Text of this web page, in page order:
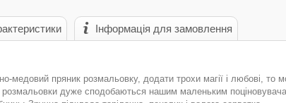
Інформація для замовлення
медовий пряник розмальовку, додати трохи магії і любові,
розмальовки дуже сподобаються нашим маленьким